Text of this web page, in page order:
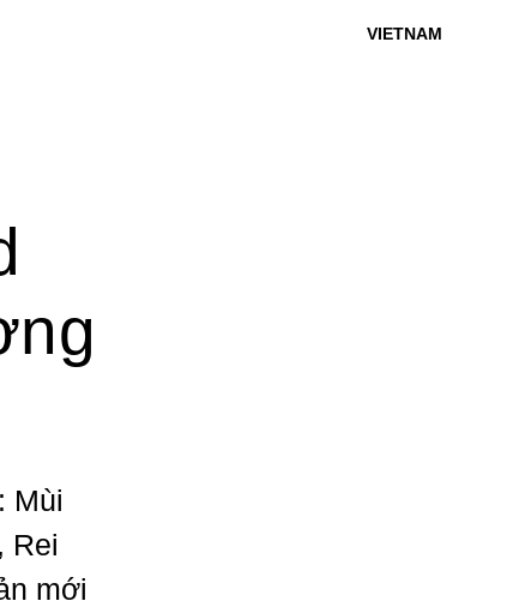
VIETNAM
Mùi
Rei
mới